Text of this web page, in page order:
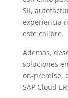
SII,
experiencia
este calibre.
Además,
soluciones
on-premise,
SAP Cloud